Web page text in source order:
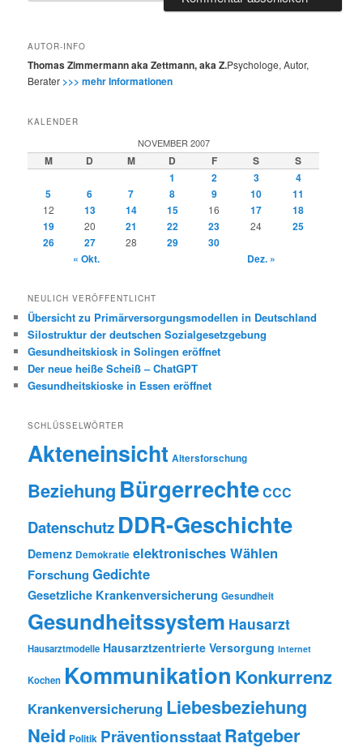
AUTOR-INFO
Thomas Zimmermann aka Zettmann, aka Z.Psychologe, Autor,
Berater >>> mehr Informationen
KALENDER
NOVEMBER 2007
M D M D F S
S
1
2 3
4
5
6 7 8 9 10 11
12 13 14 15 16 17
18
19
20 21 22 23 24
25
26
27 28 29
30
« Okt.
Dez. »
NEULICH VERÖFFENTLICHT
Übersicht zu Primärversorgungsmodellen in Deutschland
Silostruktur der deutschen Sozialgesetzgebung
Gesundheitskiosk in Solingen eröffnet
Der neue heiße Scheiß – ChatGPT
Gesundheitskioske in Essen eröffnet
SCHLÜSSELWÖRTER
Akteneinsicht Altersforschung
Beziehung BürgerrechteCCC
Datenschutz DDR-Geschichte
Demenz Demokratie elektronisches Wählen
Forschung Gedichte
Gesetzliche Krankenversicherung Gesundheit
Gesundheitssystem Hausarzt
Hausarztmodelle Hausarztzentrierte Versorgung Internet
Kochen Kommunikation Konkurrenz
Krankenversicherung Liebesbeziehung
Neid Politik PräventionsstaatRatgeber